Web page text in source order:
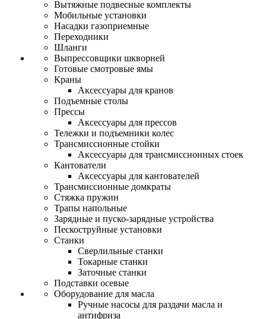
Вытяжные подвесные комплекты
Мобильные установки
Насадки газоприемные
Переходники
Шланги
Выпрессовщики шкворней
Готовые смотровые ямы
Краны
Аксессуары для кранов
Подъемные столы
Прессы
Аксессуары для прессов
Тележки и подъемники колес
Трансмиссионные стойки
Аксессуары для трансмиссионных стоек
Кантователи
Аксессуары для кантователей
Трансмиссионные домкраты
Стяжка пружин
Трапы напольные
Зарядные и пуско-зарядные устройства
Пескоструйные установки
Станки
Сверлильные станки
Токарные станки
Заточные станки
Подставки осевые
Оборудование для масла
Ручные насосы для раздачи масла и
антифриза